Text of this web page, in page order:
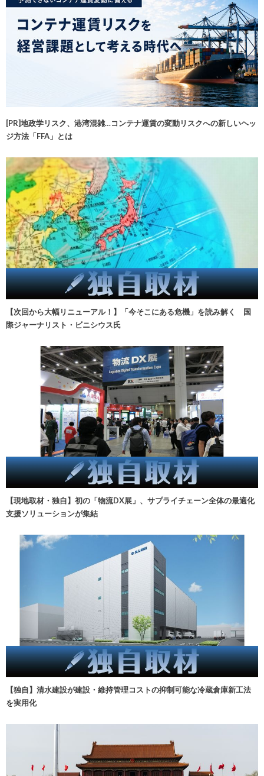
[PR]地政学リスク、港湾混雑…コンテナ運賃の変動リスクへの新しいヘッ
ジ方法「FFA」とは
【次回から大幅リニューアル！】「今そこにある危機」を読み解く 国
際ジャーナリスト・ビニシウス氏
【現地取材・独自】初の「物流DX展」、サプライチェーン全体の最適化
支援ソリューションが集結
【独自】清水建設が建設・維持管理コストの抑制可能な冷蔵倉庫新工法
を実用化